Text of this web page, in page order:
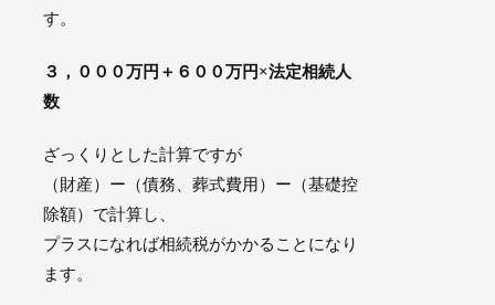
す。
３，０００万円＋６００万円×法定相続人
数
ざっくりとした計算ですが
（財産）ー（債務、葬式費用）ー（基礎控
除額） で計算し、
プラスになれば相続税がかかることになり
ます。